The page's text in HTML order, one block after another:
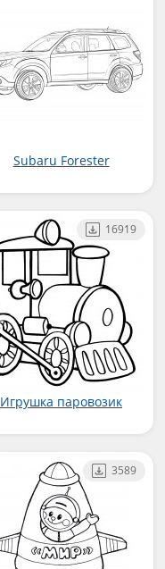
Subaru Forester
Игрушка паровозик
16919
3589